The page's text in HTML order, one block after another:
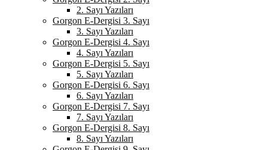
2. Sayı Yazıları
Gorgon E-Dergisi 3. Sayı
3. Sayı Yazıları
Gorgon E-Dergisi 4. Sayı
4. Sayı Yazıları
Gorgon E-Dergisi 5. Sayı
5. Sayı Yazıları
Gorgon E-Dergisi 6. Sayı
6. Sayı Yazıları
Gorgon E-Dergisi 7. Sayı
7. Sayı Yazıları
Gorgon E-Dergisi 8. Sayı
8. Sayı Yazıları